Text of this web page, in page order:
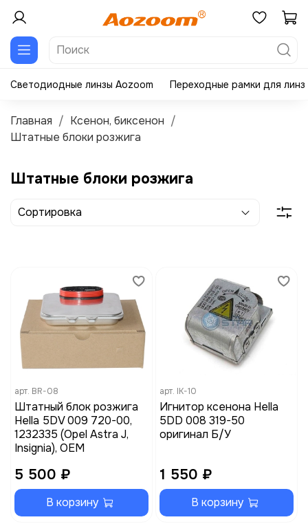
Светодиодные линзы Aozoom Переходные рамки для линз
Главная
Ксенон, биксенон
Штатные блоки розжига
Штатные блоки розжига
арт. BR-08
Штатный блок розжига
Hella 5DV 009 720-00,
1232335 (Opel Astra J,
Insignia), OEM
5 500 ₽
В корзину
арт. IK-10
Игнитор ксенона Hella
5DD 008 319-50
оригинал Б/У
1 550 ₽
В корзину